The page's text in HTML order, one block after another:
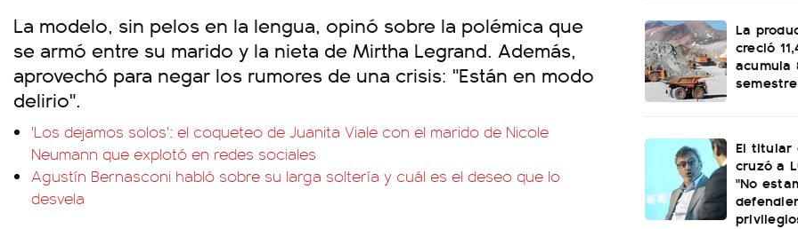
La modelo, sin pelos en la lengua, opinó sobre la polémica que
se armó entre su marido y la nieta de Mirtha Legrand. Además,
aprovechó para negar los rumores de una crisis: "Están en modo
delirio".
'Los dejamos solos': el coqueteo de Juanita Viale con el marido de Nicole
Neumann que explotó en redes sociales
Agustín Bernasconi habló sobre su larga soltería y cuál es el deseo que lo
desvela
La
creció
acumula
semestre
El titular
cruzó a
"No